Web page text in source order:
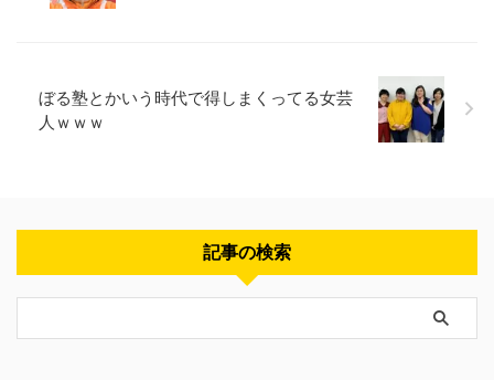
ぼる塾とかいう時代で得しまくってる女芸
人ｗｗｗ
記事の検索